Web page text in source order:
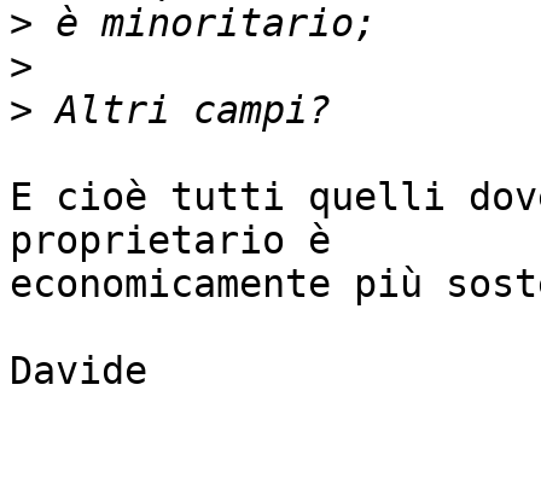
>
>
>
E cioè tutti quelli
proprietario è
economicamente più
Davide